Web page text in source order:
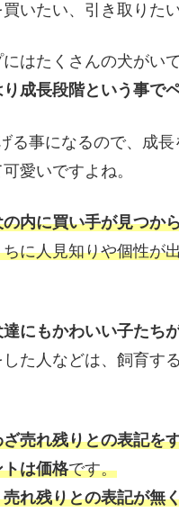
いたい、引き取りた
はたくさんの犬がい
成長段階という事で
る事になるので、成長
愛いですよね。
内に買い手が見つか
に人見知りや個性が
にもかわいい子たち
た人などは、飼育す
売れ残りとの表記を
は価格です。
れ残りとの表記が無